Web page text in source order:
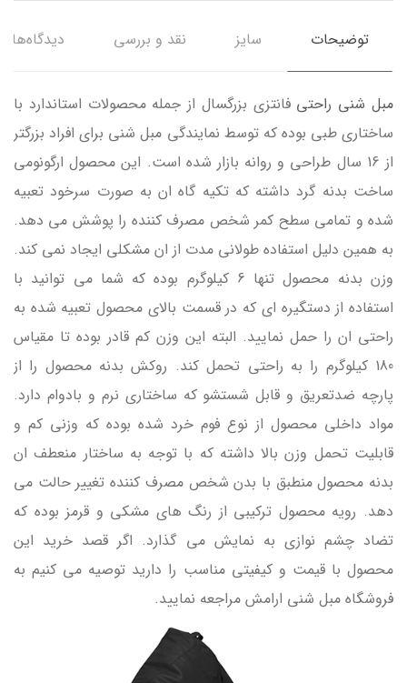
توضیحات سایز نقد و بررسی دیدگاه‌ها
مبل شنی راحتی فانتزی بزرگسال از جمله محصولات استاندارد با
ساختاری طبی بوده که توسط نمایندگی مبل شنی برای افراد بزرگتر
از 16 سال طراحی و روانه بازار شده است. این محصول ارگونومی
ساخت بدنه گرد داشته که تکیه گاه ان به صورت سرخود تعبیه
شده و تمامی سطح کمر شخص مصرف کننده را پوشش می دهد.
به همین دلیل استفاده طولانی مدت از ان مشکلی ایجاد نمی کند.
وزن بدنه محصول تنها 6 کیلوگرم بوده که شما می توانید با
استفاده از دستگیره ای که در قسمت بالای محصول تعبیه شده به
راحتی ان را حمل نمایید. البته این وزن کم قادر بوده تا مقیاس
180 کیلوگرم را به راحتی تحمل کند. روکش بدنه محصول را از
پارچه ضدتعریق و قابل شستشو که ساختاری نرم و بادوام دارد.
مواد داخلی محصول از نوع فوم خرد شده بوده که وزنی کم و
قابلیت تحمل وزن بالا داشته که با توجه به ساختار منعطف ان
بدنه محصول منطبق با بدن شخص مصرف کننده تغییر حالت می
دهد. رویه محصول ترکیبی از رنگ های مشکی و قرمز بوده که
تضاد چشم نوازی به نمایش می گذارد. اگر قصد خرید این
محصول با قیمت و کیفیتی مناسب را دارید توصیه می کنیم به
فروشگاه مبل شنی ارامش مراجعه نمایید.